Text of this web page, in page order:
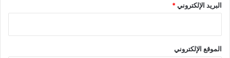
البريد الإلكتروني*
الموقع الإلكتروني